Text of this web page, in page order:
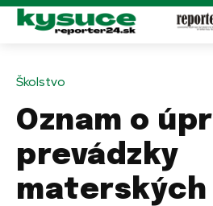
Školstvo
Oznam o
prevádzky
materských